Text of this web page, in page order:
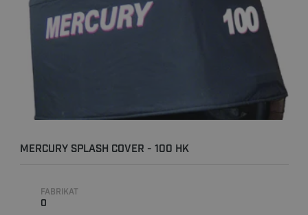
MERCURY SPLASH COVER - 100 HK
FABRIKAT
0